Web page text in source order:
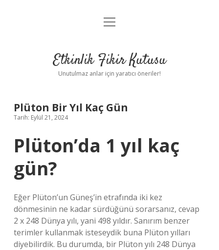
Anasayfa
Yasal Uyarı
menüyü
Etkinlik Fikir Kutusu
Unutulmaz anlar için yaratıcı öneriler!
Plüton Bir Yıl Kaç Gün
Tarih: Eylül 21, 2024
Plüton’da 1 yıl kaç
gün?
Eğer Plüton’un Güneş’in etrafında iki kez
dönmesinin ne kadar sürdüğünü sorarsanız, cevap
2 x 248 Dünya yılı, yani 498 yıldır. Sanırım benzer
terimler kullanmak isteseydik buna Plüton yılları
diyebilirdik. Bu durumda, bir Plüton yılı 248 Dünya